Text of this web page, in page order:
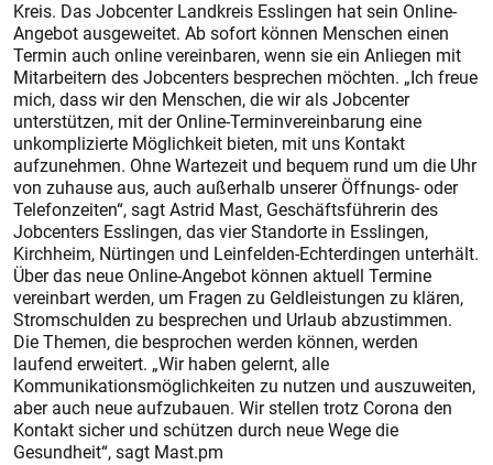
Kreis. Das Jobcenter Landkreis Esslingen hat sein Online-
Angebot ausgeweitet. Ab sofort können Menschen einen
Termin auch online vereinbaren, wenn sie ein Anliegen mit
Mitarbeitern des Jobcenters besprechen möchten. „Ich freue
mich, dass wir den Menschen, die wir als Jobcenter
unterstützen, mit der Online-Terminvereinbarung eine
unkomplizierte Möglichkeit bieten, mit uns Kontakt
aufzunehmen. Ohne Wartezeit und bequem rund um die Uhr
von zuhause aus, auch außerhalb unserer Öffnungs- oder
Telefonzeiten“, sagt Astrid Mast, Geschäftsführerin des
Jobcenters Esslingen, das vier Standorte in Esslingen,
Kirchheim, Nürtingen und Leinfelden-Echterdingen unterhält.
Über das neue Online-Angebot können aktuell Termine
vereinbart werden, um Fragen zu Geldleistungen zu klären,
Stromschulden zu besprechen und Urlaub abzustimmen.
Die Themen, die besprochen werden können, werden
laufend erweitert. „Wir haben gelernt, alle
Kommunikationsmöglichkeiten zu nutzen und auszuweiten,
aber auch neue aufzubauen. Wir stellen trotz Corona den
Kontakt sicher und schützen durch neue Wege die
Gesundheit“, sagt Mast.pm